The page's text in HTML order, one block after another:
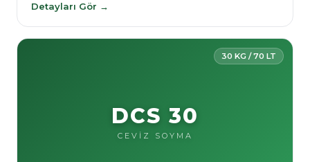
Detayları Gör →
30 KG / 70 LT
DCS 30
CEVİZ SOYMA